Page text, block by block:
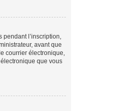
pendant l’inscription,
avant que
courrier électronique,
que vous